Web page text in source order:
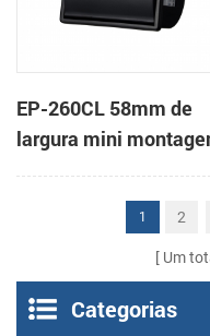
EP-260CL 58mm de
largura mini
em painel impressora
térmica com a auto-
1 2
Um
Categorias